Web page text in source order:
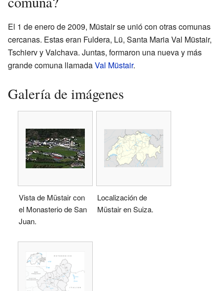
El 1 de enero de 2009, Müstair se unió con otras comunas
cercanas. Estas eran Fuldera, Lü, Santa Maria Val Müstair,
Tschierv y Valchava. Juntas, formaron una nueva y más
grande comuna llamadaVal Müstair.
Galería de imágenes
Vista de Müstair con
el Monasterio de San
Juan.
Localización de
Müstair en Suiza.